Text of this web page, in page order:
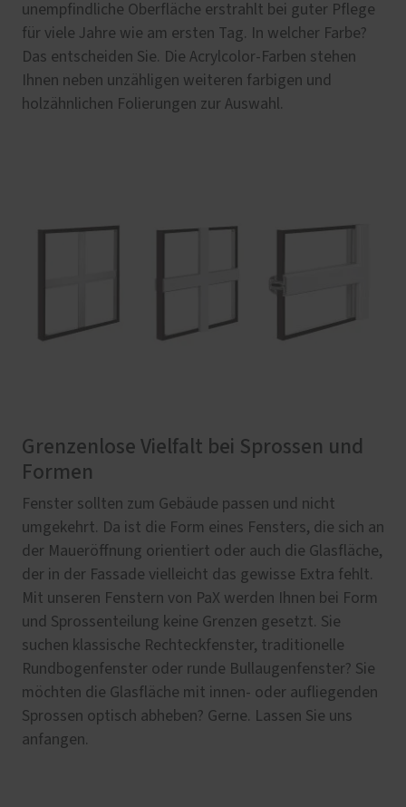
unempfindliche Oberfläche erstrahlt bei guter Pflege
für viele Jahre wie am ersten Tag. In welcher Farbe?
Das entscheiden Sie. Die Acrylcolor-Farben stehen
Ihnen neben unzähligen weiteren farbigen und
holzähnlichen Folierungen zur Auswahl.
Grenzenlose Vielfalt bei Sprossen und
Formen
Fenster sollten zum Gebäude passen und nicht
umgekehrt. Da ist die Form eines Fensters, die sich an
der Maueröffnung orientiert oder auch die Glasfläche,
der in der Fassade vielleicht das gewisse Extra fehlt.
Mit unseren Fenstern von PaX werden Ihnen bei Form
und Sprossenteilung keine Grenzen gesetzt. Sie
suchen klassische Rechteckfenster, traditionelle
Rundbogenfenster oder runde Bullaugenfenster? Sie
möchten die Glasfläche mit innen- oder aufliegenden
Sprossen optisch abheben? Gerne. Lassen Sie uns
anfangen.